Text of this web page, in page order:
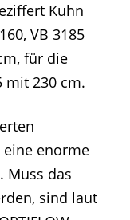
Kuhn
VB 3185
für die
mit 230 cm.
eine enorme
Muss das
sind laut